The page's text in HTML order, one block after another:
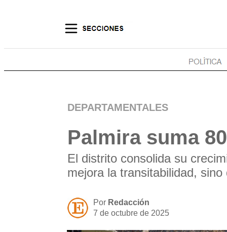
DEPARTAMENTALES
Palmira suma
El distrito consolida su
mejora la transitabilidad,
PorRedacción
7 de octubre de 2025